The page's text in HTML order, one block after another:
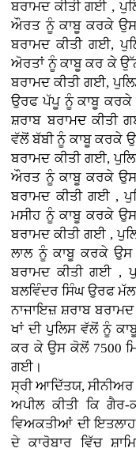
ਬਰਾਮਦ ਕੀਤੀ ਗਈ ,
ਔਰਤ ਨੂੰ ਕਾਬੂ ਕਰਕੇ ਉਸ
ਬਰਾਮਦ ਕੀਤੀ ਗਈ,
ਅੋਰਤਾਂ ਨੂੰ ਕਾਬੂ ਕਰ ਕੇ
ਬਰਾਮਦ ਕੀਤੀ ਗਈ,
ਉਰਫ ਪੱਪੂ ਨੂੰ ਕਾਬੂ ਕਰਕੇ
ਸ਼ਰਾਬ ਬਰਾਮਦ ਕੀਤੀ
ਵੱਲੋਂ ਬੱਬੀ ਨੂੰ ਕਾਬੂ ਕਰਕੇ
ਬਰਾਮਦ ਕੀਤੀ ਗਈ,
ਔਰਤ ਨੂੰ ਕਾਬੂ ਕਰਕੇ ਉਸ
ਬਰਾਮਦ ਕੀਤੀ ਗਈ ,
ਮਸੀਹ ਨੂੰ ਕਾਬੂ ਕਰਕੇ ਉਸ
ਬਰਾਮਦ ਕੀਤੀ ਗਈ ,
ਲਾਲ ਨੂੰ ਕਾਬੂ ਕਰਕੇ ਉਸ
ਬਰਾਮਦ ਕੀਤੀ ਗਈ ,
ਬਲਵਿੰਦਰ ਸਿੰਘ ਉਰਫ
ਨਾਜਾਇਜ਼ ਸ਼ਰਾਬ
ਖਾਂ ਦੀ ਪੁਲਿਸ ਵੱਲੋਂ ਨੂੰ
ਕਰ ਕੇ ਉਸ ਕੋਲੋਂ 7500
ਗਈ।
ਸ੍ਰੀ ਆਦਿੱਤਯ,
ਅਪੀਲ ਕੀਤੀ ਕਿ ਗੈਰ-
ਵਿਅਕਤੀਆਂ ਦੀ ਇਤਲਾਹ
ਦੇ ਕਾਰੋਬਾਰ ਵਿੱਚ